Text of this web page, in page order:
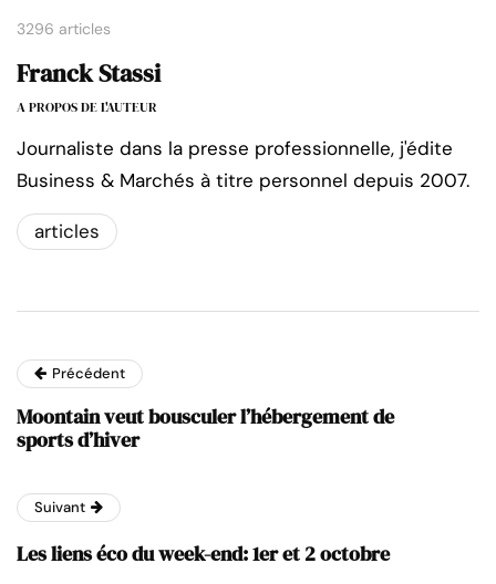
3296 articles
Franck Stassi
A PROPOS DE L'AUTEUR
Journaliste dans la presse professionnelle, j'édite
Business & Marchés à titre personnel depuis 2007.
articles
Précédent
Moontain veut bousculer l’hébergement de
sports d’hiver
Suivant
Les liens éco du week-end: 1er et 2 octobre